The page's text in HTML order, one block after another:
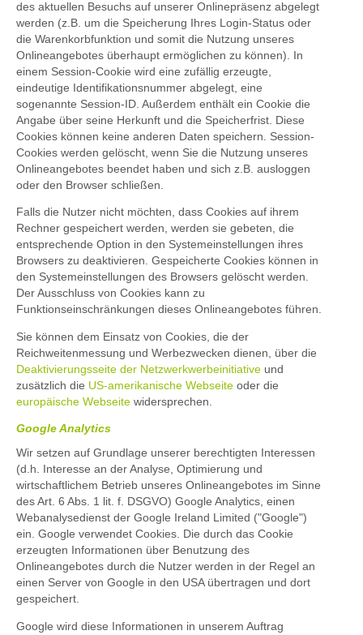
des aktuellen Besuchs auf unserer Onlinepräsenz abgelegt
werden (z.B. um die Speicherung Ihres Login-Status oder
die Warenkorbfunktion und somit die Nutzung unseres
Onlineangebotes überhaupt ermöglichen zu können). In
einem Session-Cookie wird eine zufällig erzeugte,
eindeutige Identifikationsnummer abgelegt, eine
sogenannte Session-ID. Außerdem enthält ein Cookie die
Angabe über seine Herkunft und die Speicherfrist. Diese
Cookies können keine anderen Daten speichern. Session-
Cookies werden gelöscht, wenn Sie die Nutzung unseres
Onlineangebotes beendet haben und sich z.B. ausloggen
oder den Browser schließen.
Falls die Nutzer nicht möchten, dass Cookies auf ihrem
Rechner gespeichert werden, werden sie gebeten, die
entsprechende Option in den Systemeinstellungen ihres
Browsers zu deaktivieren. Gespeicherte Cookies können in
den Systemeinstellungen des Browsers gelöscht werden.
Der Ausschluss von Cookies kann zu
Funktionseinschränkungen dieses Onlineangebotes führen.
Sie können dem Einsatz von Cookies, die der
Reichweitenmessung und Werbezwecken dienen, über die
Deaktivierungsseite der Netzwerkwerbeinitiative und
zusätzlich die US-amerikanische Webseite oder die
europäische Webseite widersprechen.
Google Analytics
Wir setzen auf Grundlage unserer berechtigten Interessen
(d.h. Interesse an der Analyse, Optimierung und
wirtschaftlichem Betrieb unseres Onlineangebotes im Sinne
des Art. 6 Abs. 1 lit. f. DSGVO) Google Analytics, einen
Webanalysedienst der Google Ireland Limited ("Google")
ein. Google verwendet Cookies. Die durch das Cookie
erzeugten Informationen über Benutzung des
Onlineangebotes durch die Nutzer werden in der Regel an
einen Server von Google in den USA übertragen und dort
gespeichert.
Google wird diese Informationen in unserem Auftrag